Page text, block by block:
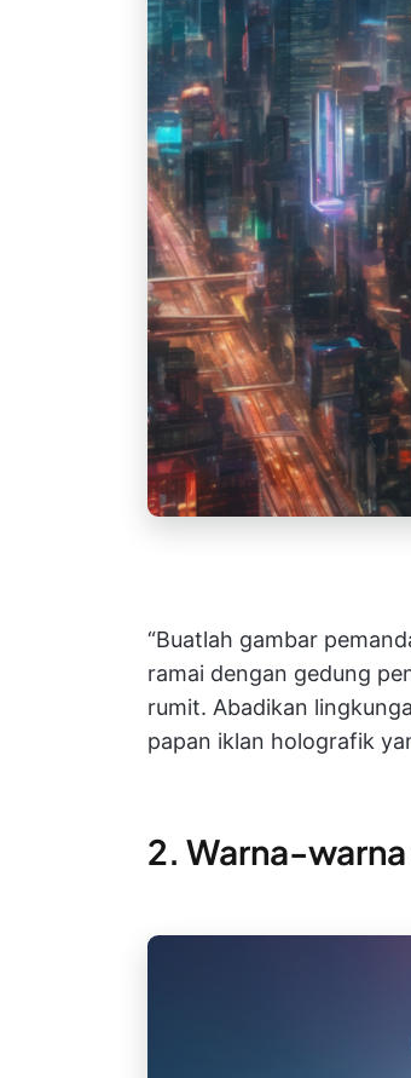
“Buatlah gambar
ramai dengan gedung
rumit. Abadikan
papan iklan holografik
2. Warna-